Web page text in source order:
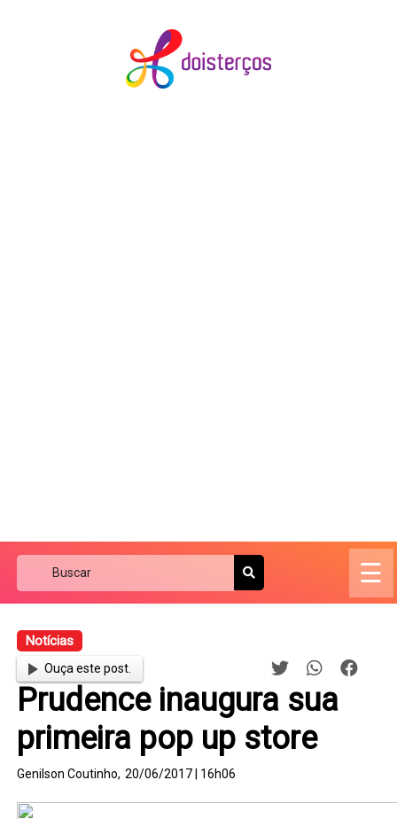
☰
Notícias
Ouça este post.
Prudence inaugura sua
primeira pop up store
Genilson Coutinho, 20/06/2017 | 16h06